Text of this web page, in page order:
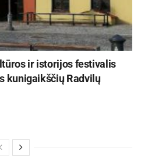
ir istorijos festivalis
kunigaikščių Radvilų